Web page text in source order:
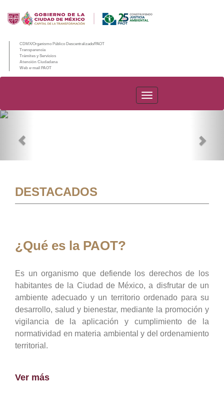
CDMX/Organismo Público Descentralizado/PAOT
Transparencia
Trámites y Servicios
Atención Ciudadana
Web e-mail PAOT
PAOT
DESTACADOS
¿Qué es la PAOT?
Es un organismo que defiende los derechos de los
habitantes de la Ciudad de México, a disfrutar de un
ambiente adecuado y un territorio ordenado para su
desarrollo, salud y bienestar, mediante la promoción y
vigilancia de la aplicación y cumplimiento de la
normatividad en materia ambiental y del ordenamiento
territorial.
Ver más